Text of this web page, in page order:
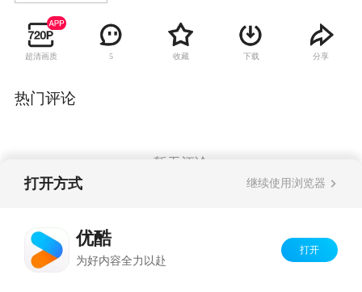
特色、时代印记和喜剧气氛的家庭生活故事。
超清画质 5 收藏 下载 分享
热门评论
暂无评论
打开方式 继续使用浏览器
优酷
为好内容全力以赴
打开